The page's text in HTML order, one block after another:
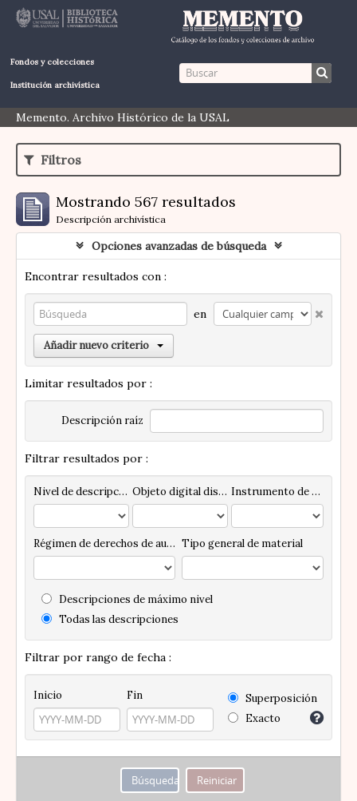
Fondos y colecciones
Institución archivística
Memento. Archivo Histórico de la USAL
Filtros
Mostrando 567 resultados
Descripción archivística
Opciones avanzadas de búsqueda
Encontrar resultados con :
en
Añadir nuevo criterio
Limitar resultados por :
Descripción raíz
Filtrar resultados por :
Nivel de descripción Objeto digital disponibles Instrumento de descripción
Régimen de derechos de autor Tipo general de material
Descripciones de máximo nivel
Todas las descripciones
Filtrar por rango de fecha :
Inicio Fin
Superposición
Exacto